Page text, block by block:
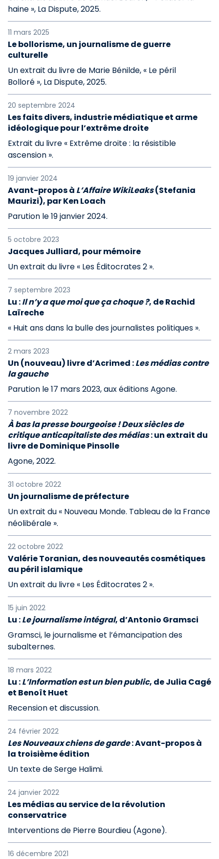
haine », La Dispute, 2025.
11 mars 2025
Le bollorisme, un journalisme de guerre
culturelle
Un extrait du livre de Marie Bénilde, « Le péril
Bolloré », La Dispute, 2025.
20 septembre 2024
Les faits divers, industrie médiatique et arme
idéologique pour l’extrême droite
Extrait du livre « Extrême droite : la résistible
ascension ».
19 janvier 2024
Avant-propos à L’Affaire WikiLeaks(Stefania
Maurizi), par Ken Loach
Parution le 19 janvier 2024.
5 octobre 2023
Jacques Julliard, pour mémoire
Un extrait du livre « Les Éditocrates 2 ».
7 septembre 2023
Lu :Il n’y a que moi que ça choque ?, de Rachid
Laïreche
« Huit ans dans la bulle des journalistes politiques ».
2 mars 2023
Un (nouveau) livre d’Acrimed :Les médias contre
la gauche
Parution le 17 mars 2023, aux éditions Agone.
7 novembre 2022
À bas la presse bourgeoise ! Deux siècles de
critique anticapitaliste des médias: un extrait du
livre de Dominique Pinsolle
Agone, 2022.
31 octobre 2022
Un journalisme de préfecture
Un extrait du « Nouveau Monde. Tableau de la France
néolibérale ».
22 octobre 2022
Valérie Toranian, des nouveautés cosmétiques
au péril islamique
Un extrait du livre « Les Éditocrates 2 ».
15 juin 2022
Lu :Le journalisme intégral, d’Antonio Gramsci
Gramsci, le journalisme et l’émancipation des
subalternes.
18 mars 2022
Lu :L’Information est un bien public, de Julia Cagé
et Benoît Huet
Recension et discussion.
24 février 2022
Les Nouveaux chiens de garde: Avant-propos à
la troisième édition
Un texte de Serge Halimi.
24 janvier 2022
Les médias au service de la révolution
conservatrice
Interventions de Pierre Bourdieu (Agone).
16 décembre 2021